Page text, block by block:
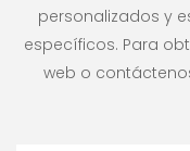
personalizados y
específicos. Para
web o